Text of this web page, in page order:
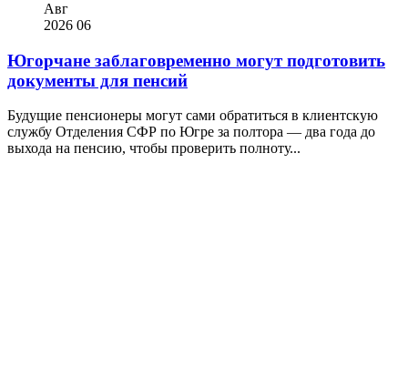
Авг
2026 06
Югорчане заблаговременно могут подготовить
документы для пенсий
Будущие пенсионеры могут сами обратиться в клиентскую
службу Отделения СФР по Югре за полтора — два года до
выхода на пенсию, чтобы проверить полноту...